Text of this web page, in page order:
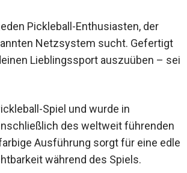
Pickleball-Enthusiasten, der
Netzsystem sucht. Gefertigt
Lieblingssport auszuüben – sei
Spiel und wurde in
des weltweit führenden
Ausführung sorgt für eine edle
während des Spiels.